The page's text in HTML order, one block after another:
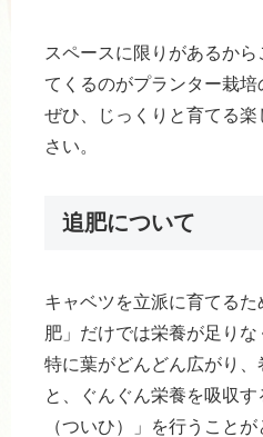
スペースに限りがあるか
てくるのがプランター栽培
ぜひ、じっくりと育てる
さい。
追肥について
キャベツを立派に育てる
肥」だけでは栄養が足りな
特に葉がどんどん広がり
と、ぐんぐん栄養を吸収
（ついひ）」を行うことが